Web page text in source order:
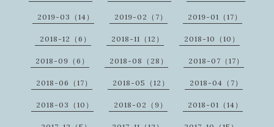
2019-03（14） 2019-02（7） 2019-01（17）
2018-12（6） 2018-11（12） 2018-10（10）
2018-09（6） 2018-08（28） 2018-07（17）
2018-06（17） 2018-05（12） 2018-04（7）
2018-03（10） 2018-02（9） 2018-01（14）